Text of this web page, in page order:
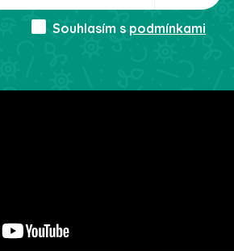
Souhlasím s podmínkami